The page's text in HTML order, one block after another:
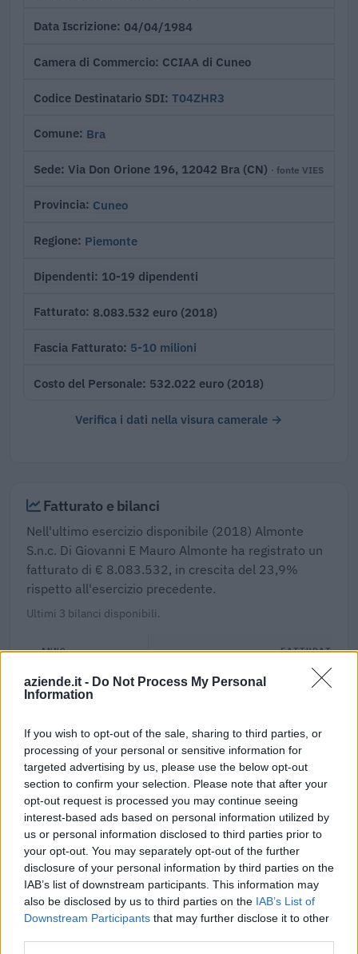
aziende.it - Do Not Process My Personal
Information
If you wish to opt-out of the sale, sharing to third parties, or
processing of your personal or sensitive information for
targeted advertising by us, please use the below opt-out
section to confirm your selection. Please note that after your
opt-out request is processed you may continue seeing
interest-based ads based on personal information utilized by
us or personal information disclosed to third parties prior to
your opt-out. You may separately opt-out of the further
disclosure of your personal information by third parties on the
IAB’s list of downstream participants. This information may
also be disclosed by us to third parties on the IAB’s List of
Downstream Participants that may further disclose it to other
Data Iscrizione 04/04/1984
Camera di Commercio CCIAA di Cuneo
Codice Destinatario SDI T04ZHR3
Comune Bra
Sede Via Don Orione 196, 12042 Bra (CN) · fonte VIES
Provincia Cuneo
Regione Piemonte
Dipendenti 10-19 dipendenti
Fatturato 8.083.532 euro (2018)
Fascia Fatturato 5-10 milioni
Costo del Personale 532.022 euro (2018)
Verifica i dati nella visura camerale →
Fatturato e bilanci
Nell'ultimo esercizio disponibile (2018) Almonte
S.n.c. Di Giovanni E Mauro Almonte ha registrato un
fatturato di € 8.083.532, in crescita del 23,9%
rispetto all'esercizio precedente.
Ultimi 3 bilanci disponibili.
ANNO FATTURATO
2018 € 8.083.532
2016 € 6.276.679
Confronto di settore
Il fatturato di Almonte S.n.c. Di Giovanni E Mauro
Almonte (8.083.532 euro) èsuperiore alla mediana delle
aziende dello stesso settore in provincia di CN
(1.848.495 euro), calcolata su 757 imprese.